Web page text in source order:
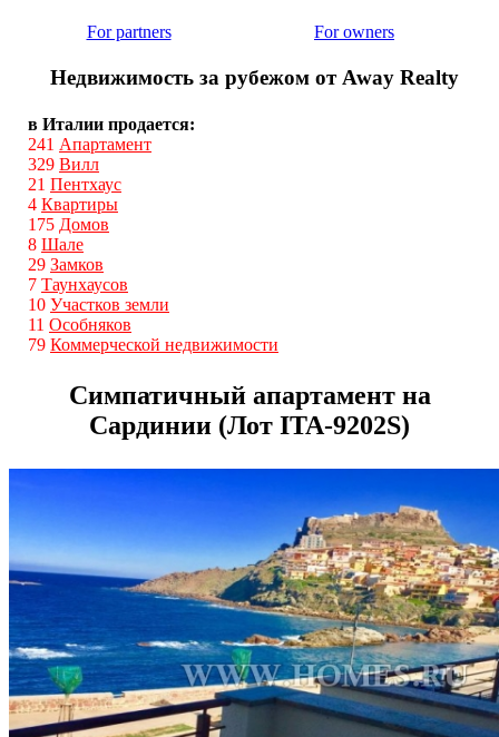
For partners For owners
Недвижимость за рубежом от Away Realty
в Италии продается:
241 Апартамент
329 Вилл
21 Пентхаус
4 Квартиры
175 Домов
8 Шале
29 Замков
7 Таунхаусов
10 Участков земли
11 Особняков
79 Коммерческой недвижимости
Симпатичный апартамент на
Сардинии (Лот ITA-9202S)